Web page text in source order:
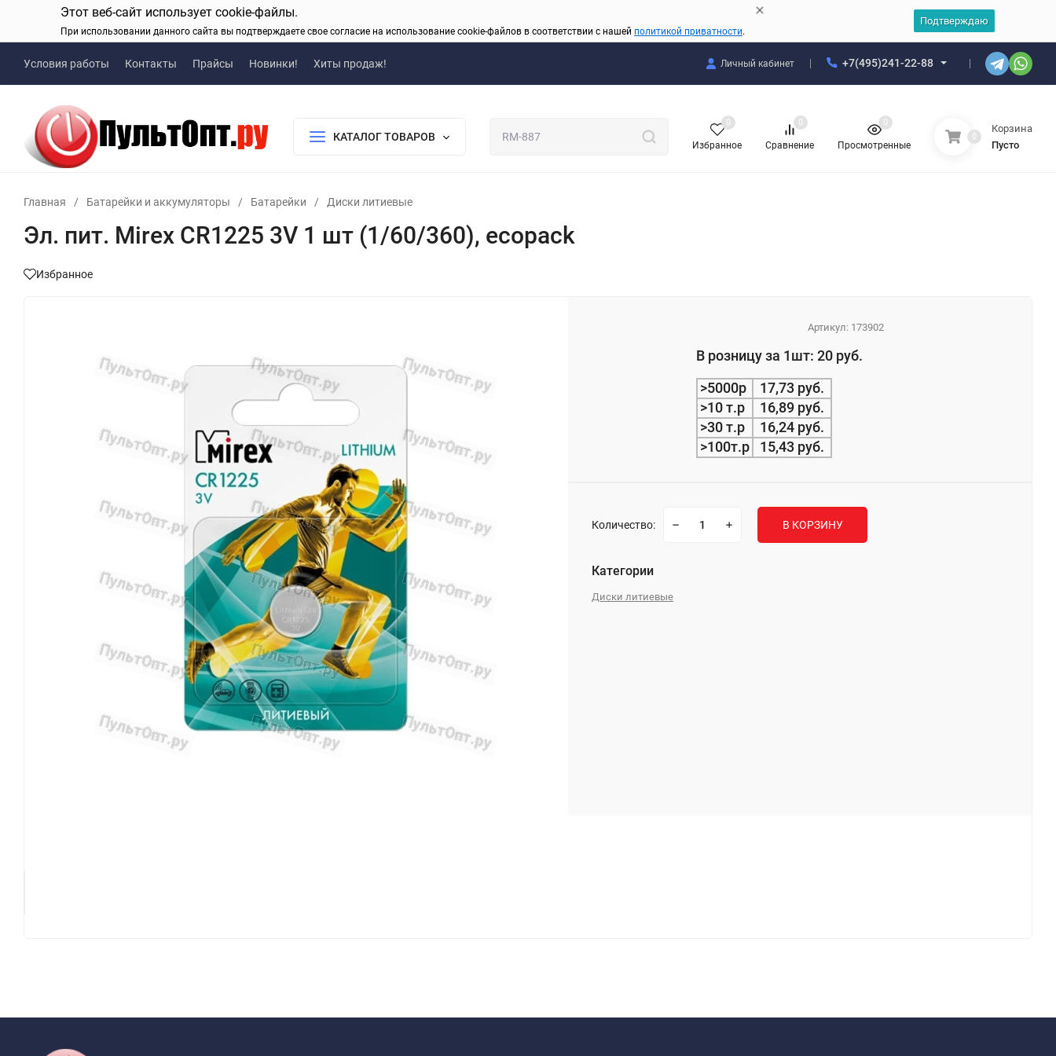
Этот веб-сайт использует cookie-файлы.
При использовании данного сайта вы подтверждаете свое согласие на использование cookie-файлов в соответствии с нашей политикой приватности.
Подтверждаю
Условия работы Контакты Прайсы Новинки! Хиты продаж! Личный кабинет +7(495)241-22-88
КАТАЛОГ ТОВАРОВ
Избранное
0
Сравнение
0
Просмотренные
0
0
Корзина
Пусто
Главная / Батарейки и аккумуляторы / Батарейки / Диски литиевые
Эл. пит. Mirex CR1225 3V 1 шт (1/60/360), ecopack
Избранное
Артикул: 173902
В розницу за 1шт: 20 руб.
>5000р
17,73 руб.
>10 т.р
16,89 руб.
>30 т.р
16,24 руб.
>100т.р
15,43 руб.
Количество: В КОРЗИНУ
Категории
Диски литиевые